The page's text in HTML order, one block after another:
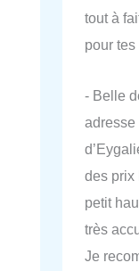
tout à
pour
- Belle
adresse
des prix
petit
très
Je